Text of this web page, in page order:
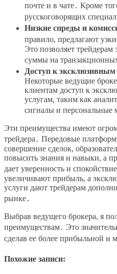
почте и в чате․ Кроме
русскоговорящих
Низкие спреды и
правило, предлагают
Это позволяет трейдерам
суммы на
Доступ к эксклюзивным
Некоторые ведущие
клиентам доступ к
услугам, таким как
сигналы и персональные
Эти преимущества имеют
трейдера․ Передовые
совершение сделок,
повысить знания и навыки, а
дает уверенность и
увеличивают прибыль, а
услуги дают трейдерам
рынке․
Выбрав ведущего брокера, я
преимуществам․ Это
сделав ее более прибыльной и
Похожие записи: